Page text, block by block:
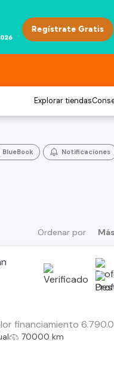
Explorar tiendas
BlueBook Notificaciones
Ordenar por
financiamiento
70000 km